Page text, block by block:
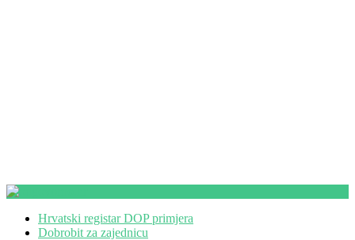
Hrvatski registar DOP primjera
Dobrobit za zajednicu